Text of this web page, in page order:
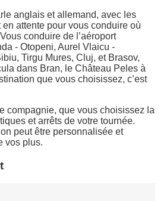
anglais et allemand, avec les
attente pour vous conduire où
conduire de l’aéroport
- Otopeni, Aurel Vlaicu -
Tirgu Mures, Cluj, et Brasov,
dans Bran, le Château Peles à
que vous choisissez, c’est
compagnie, que vous choisissez la
et arrêts de votre tournée.
peut être personnalisée et
vos plus.